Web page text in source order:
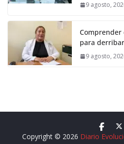
9 agosto,
Comprender
para
9 agosto,
Copyright © 2026 Diario